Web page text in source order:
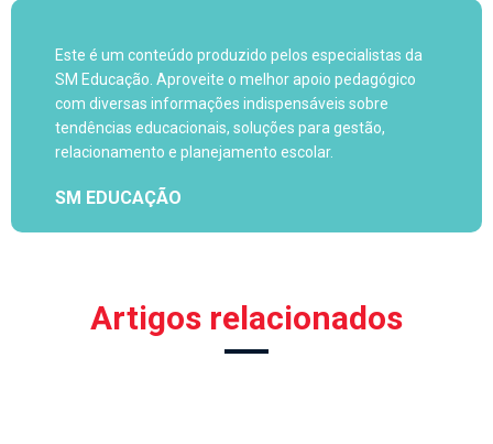
Este é um conteúdo produzido pelos especialistas da
SM Educação. Aproveite o melhor apoio pedagógico
com diversas informações indispensáveis sobre
tendências educacionais, soluções para gestão,
relacionamento e planejamento escolar.
SM EDUCAÇÃO
Artigos relacionados